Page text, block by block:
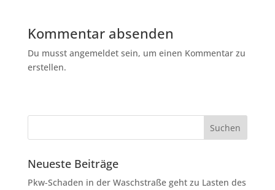
Kommentar absenden
Du musst angemeldet sein, um einen Kommentar zu
erstellen.
Neueste Beiträge
Pkw-Schaden in der Waschstraße geht zu Lasten des